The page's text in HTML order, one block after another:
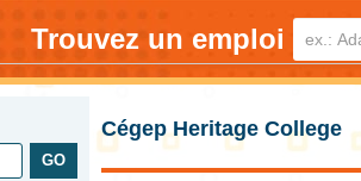
Trouvez un emploi
Cégep Heritage College